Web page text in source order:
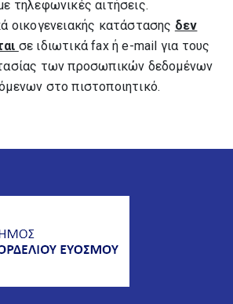
τηλεφωνικές αιτήσεις.
οικογενειακής κατάστασης δεν
σε ιδιωτικά fax ή e-mail για τους
των προσωπικών δεδομένων
στο πιστοποιητικό.